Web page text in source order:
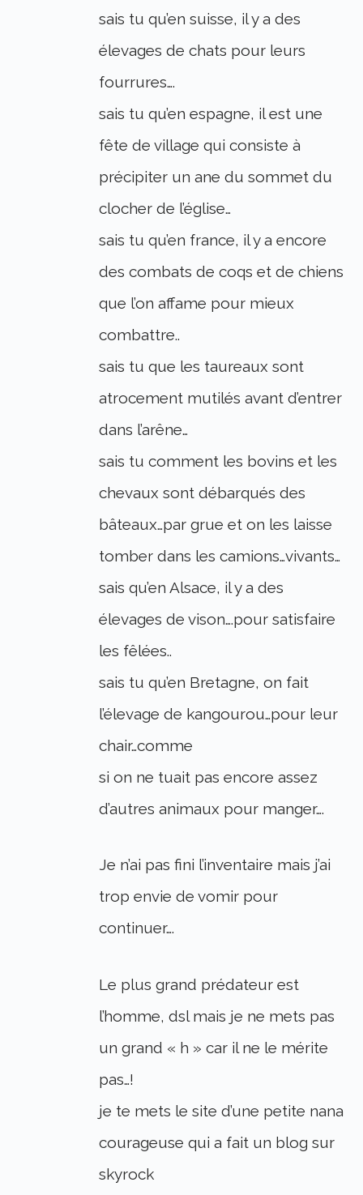
sais tu qu’en suisse, il y a des
élevages de chats pour leurs
fourrures….
sais tu qu’en espagne, il est une
fête de village qui consiste à
précipiter un ane du sommet du
clocher de l’église…
sais tu qu’en france, il y a encore
des combats de coqs et de chiens
que l’on affame pour mieux
combattre..
sais tu que les taureaux sont
atrocement mutilés avant d’entrer
dans l’arêne…
sais tu comment les bovins et les
chevaux sont débarqués des
bâteaux…par grue et on les laisse
tomber dans les camions…vivants…
sais qu’en Alsace, il y a des
élevages de vison….pour satisfaire
les fêlées..
sais tu qu’en Bretagne, on fait
l’élevage de kangourou…pour leur
chair…comme
si on ne tuait pas encore assez
d’autres animaux pour manger….
Je n’ai pas fini l’inventaire mais j’ai
trop envie de vomir pour
continuer….
Le plus grand prédateur est
l’homme, dsl mais je ne mets pas
un grand « h » car il ne le mérite
pas…!
je te mets le site d’une petite nana
courageuse qui a fait un blog sur
skyrock